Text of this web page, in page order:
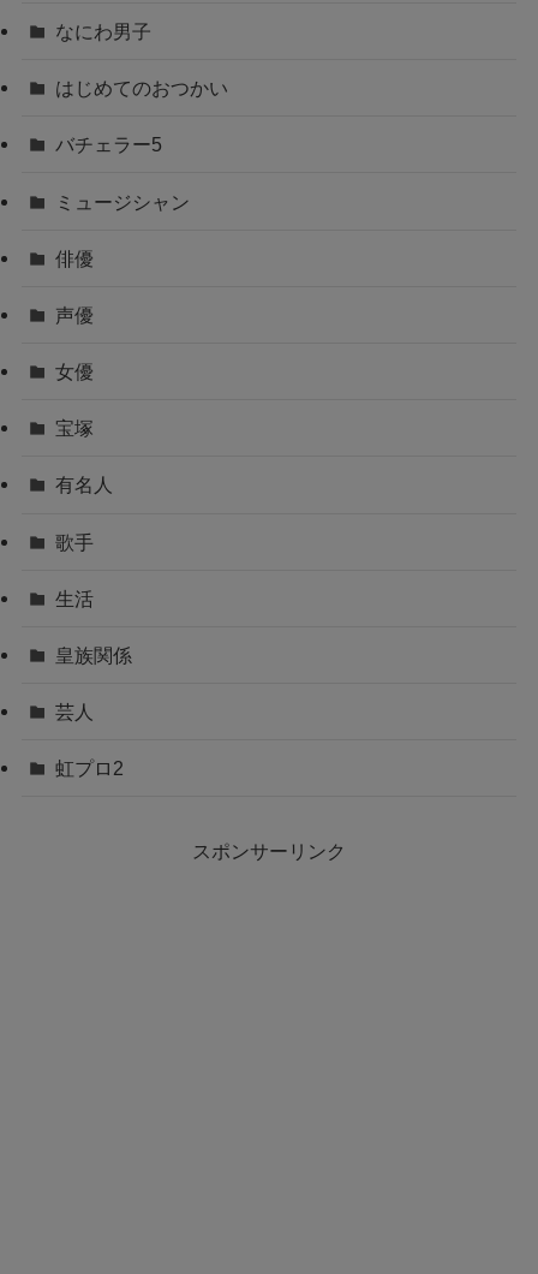
なにわ男子
はじめてのおつかい
バチェラー5
ミュージシャン
俳優
声優
女優
宝塚
有名人
歌手
生活
皇族関係
芸人
虹プロ2
スポンサーリンク